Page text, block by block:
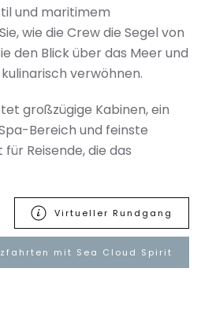
und maritimem
wie die Crew die Segel von
den Blick über das Meer und
verwöhnen.
großzügige Kabinen, ein
Bereich und feinste
Reisende, die das
Virtueller Rundgang
mit Sea Cloud Spirit